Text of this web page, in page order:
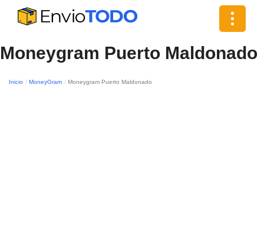
Toggle
Moneygram Puerto Maldonado
Inicio MoneyGram Moneygram Puerto Maldonado